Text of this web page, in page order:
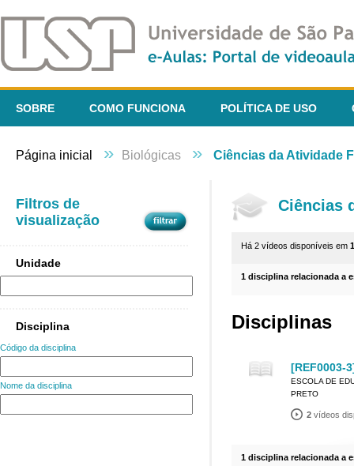
SOBRE COMO FUNCIONA POLÍTICA DE USO
Página inicial » Biológicas » Ciências da Atividade
Filtros de
visualização
Unidade
Disciplina
Código da disciplina
Nome da disciplina
Ciências
Há 2 vídeos disponíveis em
1 disciplina relacionada a
Disciplinas
[REF0003-
ESCOLA DE
PRETO
2 vídeos
1 disciplina relacionada a